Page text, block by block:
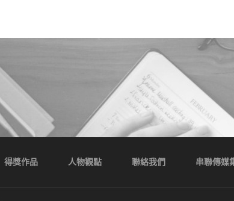
得獎作品 人物觀點 聯絡我們 串聯傳媒